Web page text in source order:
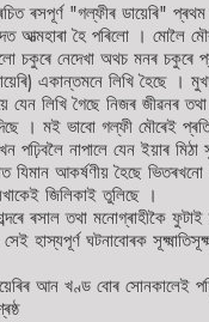
ৰসপূৰ্ণ "গল্ফীৰ ডায়েৰি"
আত্মহাৰা হৈ পৰিলো । মোলৈ
নেদেখা অথচ মনৰ চকুৰে
একান্তমনে লিখি হৈছে ।
যেন লিখি গৈছে নিজৰ
। মই ভাবো গল্ফী মৌৰেই
পঢ়িবলৈ নাপালে যেন ইয়াৰ
যিমান আকৰ্ষণীয় হৈছে
জিলিকাই তুলিছে ।
ৰসাল তথা মনোগ্ৰাহীকৈ
ঘটনাবোৰক
আন খণ্ড বোৰ সোনকালেই